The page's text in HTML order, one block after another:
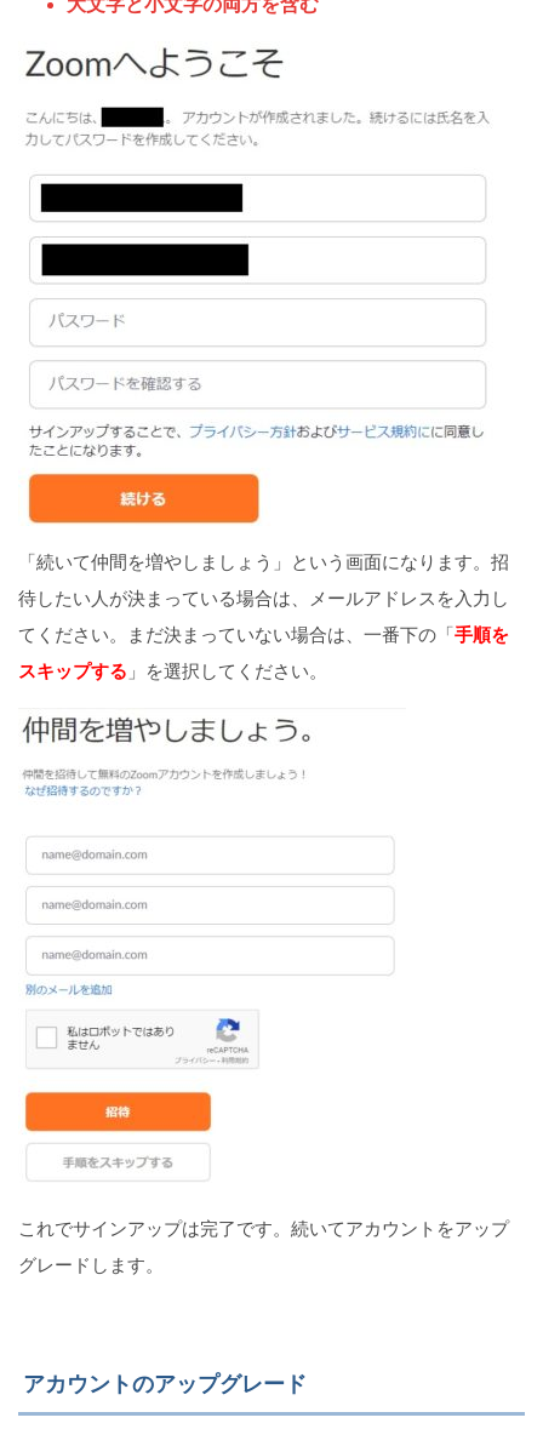
大文字と小文字の両方を含む
「続いて仲間を増やしましょう」という画面になります。招
待したい人が決まっている場合は、メールアドレスを入力し
てください。まだ決まっていない場合は、一番下の「手順を
スキップする 」を選択してください。
これでサインアップは完了です。続いてアカウントをアップ
グレードします。
アカウントのアップグレード